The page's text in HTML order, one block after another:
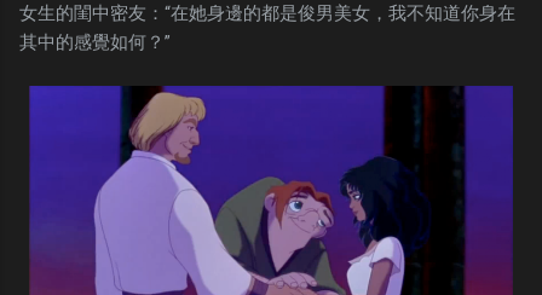
女生的閨中密友：“在她身邊的都是俊男美女，我不知道你身在
其中的感覺如何？”